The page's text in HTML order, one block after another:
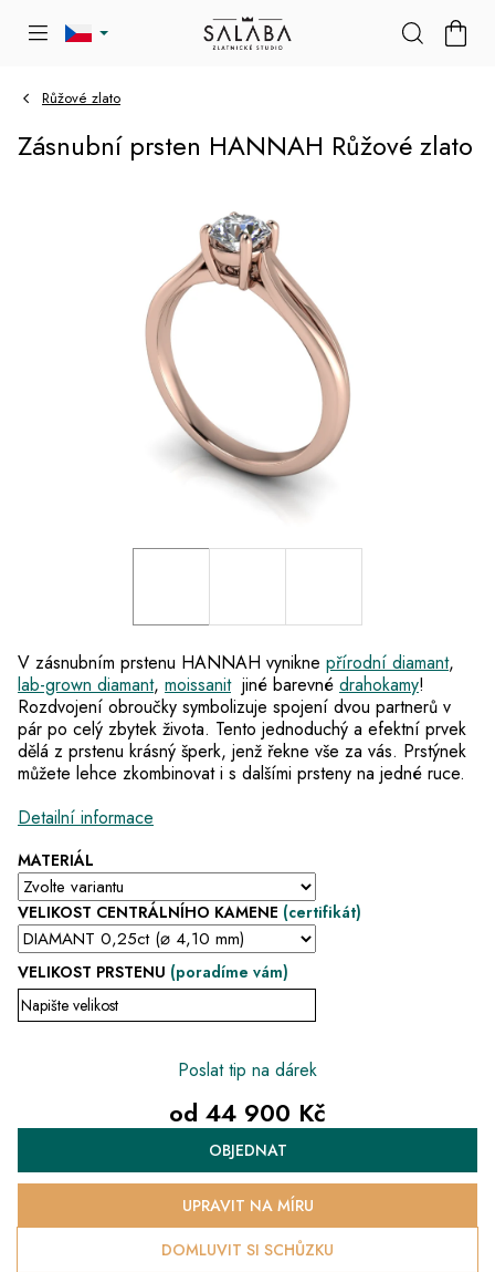
Růžové zlato
Zásnubní prsten HANNAH Růžové zlato
MATERIÁL
VELIKOST CENTRÁLNÍHO KAMENE (certifikát)
VELIKOST PRSTENU (poradíme vám)
V zásnubním prstenu HANNAH vynikne přírodní diamant,
lab-grown diamant, moissanitjiné barevné drahokamy!
Rozdvojení obroučky symbolizuje spojení dvou partnerů v
pár po celý zbytek života. Tento jednoduchý a efektní prvek
dělá z prstenu krásný šperk, jenž řekne vše za vás. Prstýnek
můžete lehce zkombinovat i s dalšími prsteny na jedné ruce.
Detailní informace
Poslat tip na dárek
od 44 900 Kč
Měrná
cena:
OBJEDNAT
DOMLUVIT SI SCHŮZKU
UPRAVIT NA MÍRU